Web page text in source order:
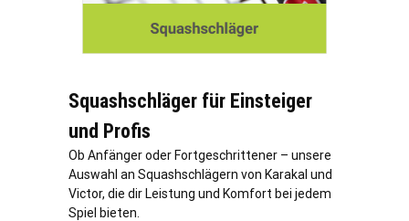
Squashschläger für Einsteiger
und Profis
Ob Anfänger oder Fortgeschrittener – unsere
Auswahl an Squashschlägern von Karakal und
Victor, die dir Leistung und Komfort bei jedem
Spiel bieten.